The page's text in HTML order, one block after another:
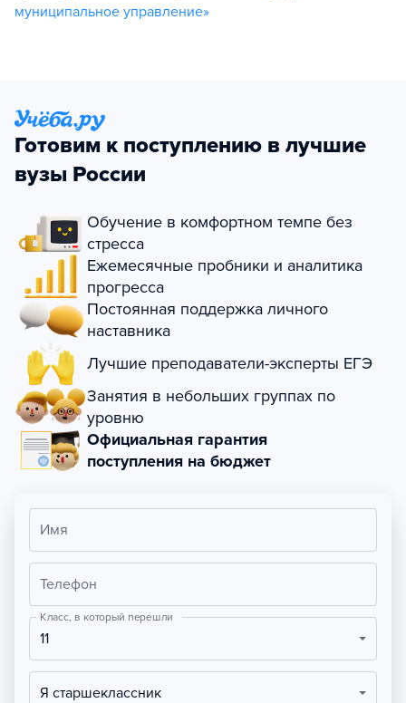
муниципальное управление»
Готовим к поступлению в лучшие
вузы России
Обучение в комфортном темпе без
стресса
Ежемесячные пробники и аналитика
прогресса
Постоянная поддержка личного
наставника
Лучшие преподаватели-эксперты ЕГЭ
Занятия в небольших группах по
уровню
Официальная гарантия
поступления на бюджет
Имя
Телефон
Класс, в который перешли
11
Я старшеклассник